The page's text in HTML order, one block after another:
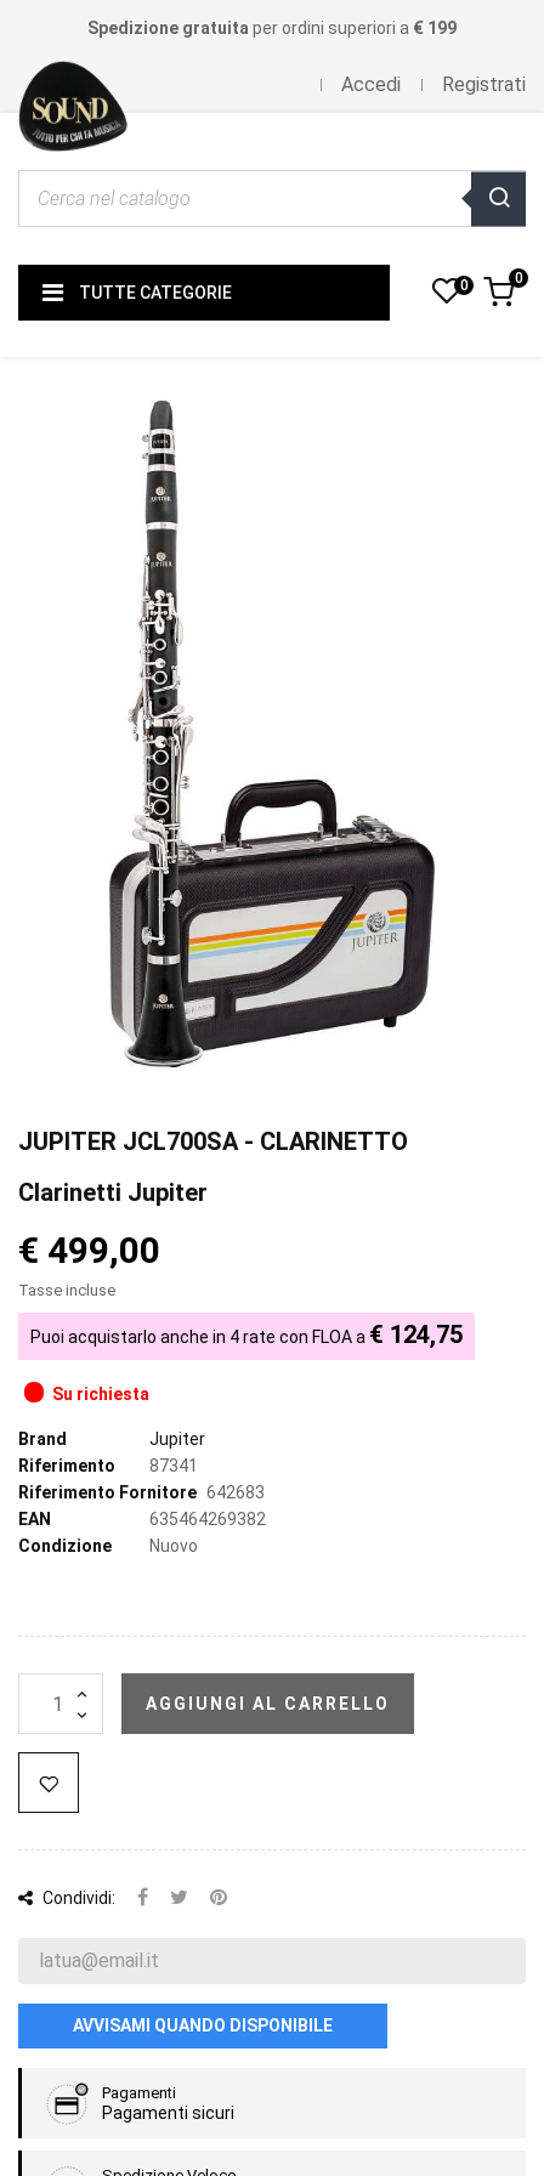
Spedizione gratuita per ordini superiori a € 199
Accedi Registrati
TUTTE CATEGORIE 0 0
JUPITER JCL700SA - CLARINETTO
Clarinetti Jupiter
€ 499,00
Tasse incluse
Puoi acquistarlo anche in 4 rate con FLOA a € 124,75
Su richiesta
Brand
Jupiter
Riferimento
87341
Riferimento Fornitore 642683
EAN
635464269382
Condizione
Nuovo
AGGIUNGI AL CARRELLO
Condividi:
AVVISAMI QUANDO DISPONIBILE
Pagamenti
Pagamenti sicuri